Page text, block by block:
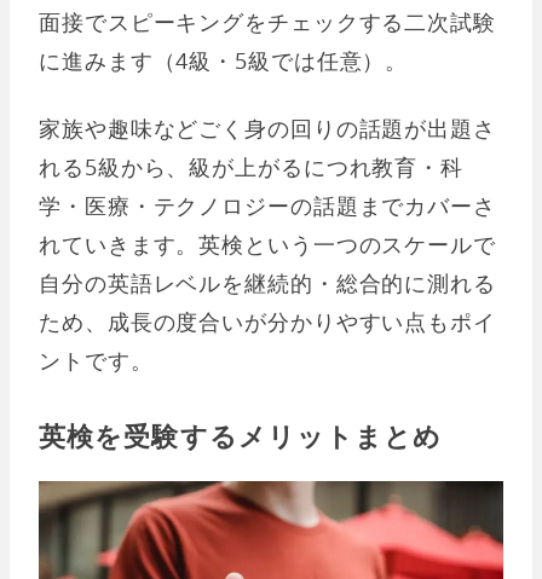
面接でスピーキングをチェックする二次試験
に進みます（4級・5級では任意）。
家族や趣味などごく身の回りの話題が出題さ
れる5級から、級が上がるにつれ教育・科
学・医療・テクノロジーの話題までカバーさ
れていきます。英検という一つのスケールで
自分の英語レベルを継続的・総合的に測れる
ため、成長の度合いが分かりやすい点もポイ
ントです。
英検を受験するメリットまとめ